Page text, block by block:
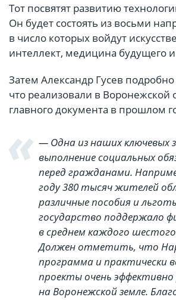
Тот посвятят развитию
Он будет состоять из восьми
в число которых войдут
интеллект, медицина будущего
Затем Александр Гусев подробно
что реализовали в Воронежской
главного документа в прошлом
— Одна из наших ключевых
выполнение социальных
перед гражданами.
году 380 тысяч жителей
различные пособия и
государство поддержало
в среднем каждого
Должен отметить, что
программа и практически
проекты очень
на Воронежской земле.